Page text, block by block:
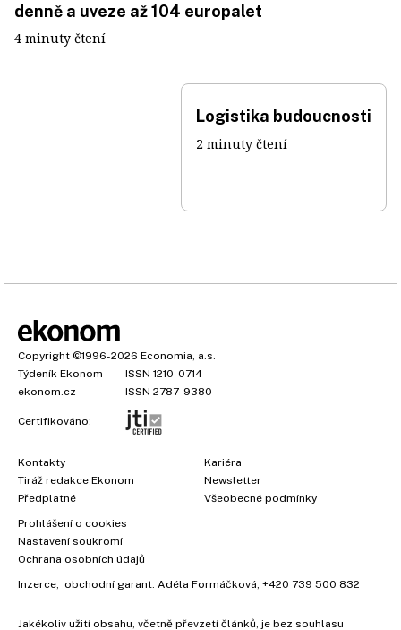
denně a uveze až 104 europalet
4 minuty čtení
Logistika budoucnosti
2 minuty čtení
Copyright ©1996-2026 Economia, a.s.
Týdeník Ekonom
ISSN 1210-0714
ekonom.cz
ISSN 2787-9380
Certifikováno:
Kontakty
Tiráž redakce Ekonom
Předplatné
Kariéra
Newsletter
Všeobecné podmínky
Prohlášení o cookies
Nastavení soukromí
Ochrana osobních údajů
Inzerce , obchodní garant: Adéla Formáčková +420 739 500 832
Jakékoliv užití obsahu, včetně převzetí článků, je bez souhlasu